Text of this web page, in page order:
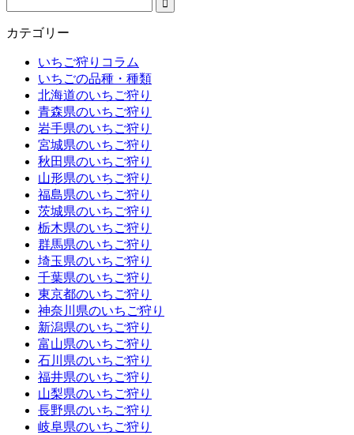
カテゴリー
いちご狩りコラム
いちごの品種・種類
北海道のいちご狩り
青森県のいちご狩り
岩手県のいちご狩り
宮城県のいちご狩り
秋田県のいちご狩り
山形県のいちご狩り
福島県のいちご狩り
茨城県のいちご狩り
栃木県のいちご狩り
群馬県のいちご狩り
埼玉県のいちご狩り
千葉県のいちご狩り
東京都のいちご狩り
神奈川県のいちご狩り
新潟県のいちご狩り
富山県のいちご狩り
石川県のいちご狩り
福井県のいちご狩り
山梨県のいちご狩り
長野県のいちご狩り
岐阜県のいちご狩り